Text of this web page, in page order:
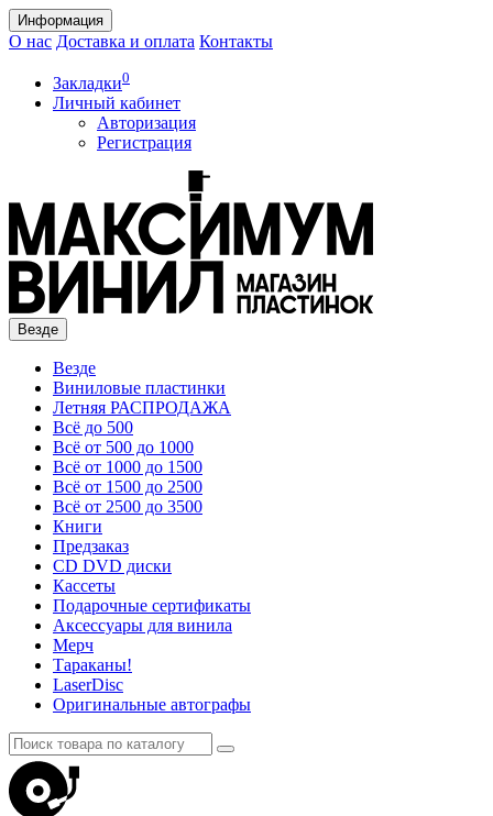
Информация
О нас Доставка и оплата Контакты
Закладки0
Личный кабинет
Авторизация
Регистрация
Везде
Везде
Виниловые пластинки
Летняя РАСПРОДАЖА
Всё до 500
Всё от 500 до 1000
Всё от 1000 до 1500
Всё от 1500 до 2500
Всё от 2500 до 3500
Книги
Предзаказ
CD DVD диски
Кассеты
Подарочные сертификаты
Аксессуары для винила
Мерч
Тараканы!
LaserDisc
Оригинальные автографы